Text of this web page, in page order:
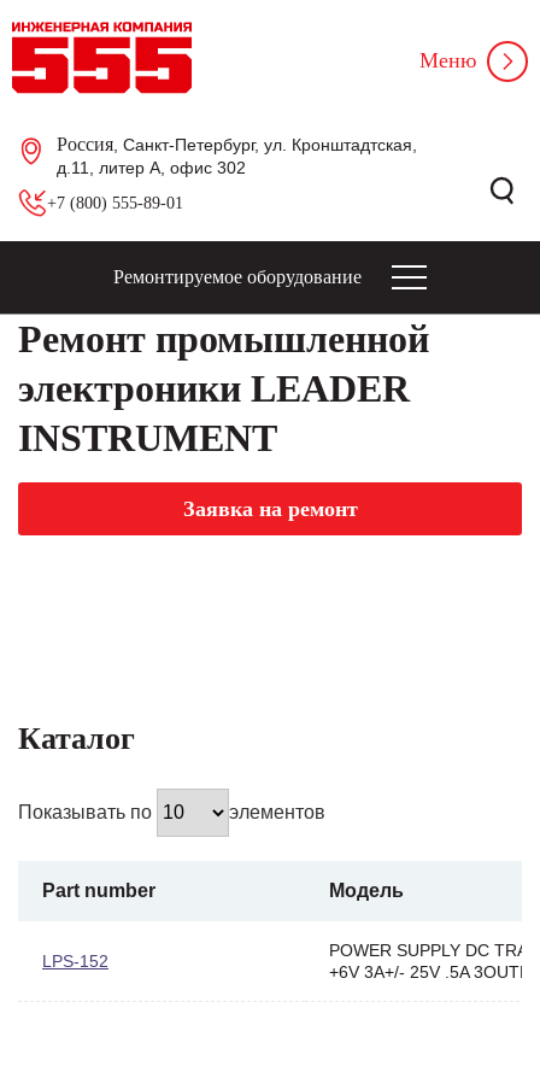
Россия , Санкт-Петербург, ул. Кронштадтская,
д.11, литер А, офис 302
+7 (800) 555-89-01
Меню
Ремонтируемое оборудование
Ремонт промышленной
электроники LEADER
INSTRUMENT
Заявка на ремонт
Каталог
Показывать по элементов
Part number Модель
LPS-152
POWER SUPPLY DC
+6V 3A+/- 25V .5A